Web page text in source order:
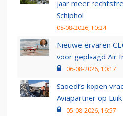
jaar meer
Schiphol
06-08-2026, 10:24
Nieuwe ervaren
voor geplaagd Air
06-08-2026, 10:17
Saoedi’s kopen
Aviapartner op
05-08-2026, 16:57